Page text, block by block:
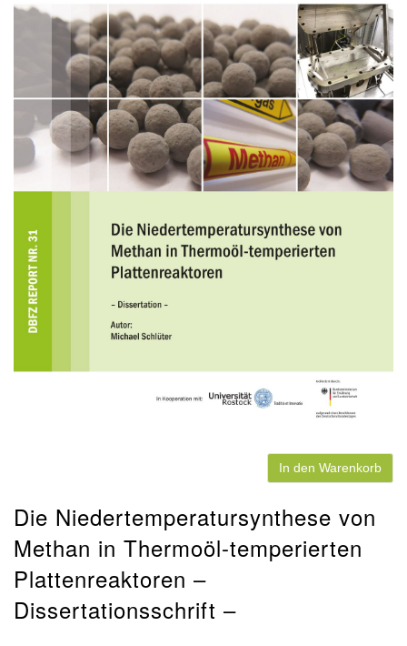
In den Warenkorb
Die Niedertemperatursynthese von
Methan in Thermoöl-temperierten
Plattenreaktoren –
Dissertationsschrift –